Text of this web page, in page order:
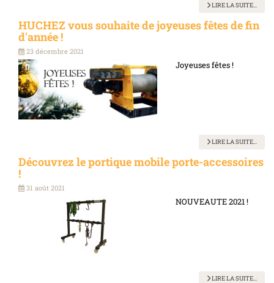
LIRE LA SUITE...
HUCHEZ vous souhaite de joyeuses fêtes de fin
d'année !
23 décembre 2021
Joyeuses fêtes !
LIRE LA SUITE...
Découvrez le portique mobile porte-accessoires
!
31 août 2021
NOUVEAUTE 2021 !
LIRE LA SUITE...